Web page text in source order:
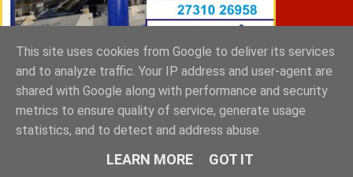
ΣΠΥΡΑΚΗΣ ΠΑΝΑΓΙΩΤΗΣ & YIOI ΣΠΑΡΤΗ
This site uses cookies from Google to deliver its services
and to analyze traffic. Your IP address and user-agent are
shared with Google along with performance and security
metrics to ensure quality of service, generate usage
statistics, and to detect and address abuse.
LEARN MORE GOT IT